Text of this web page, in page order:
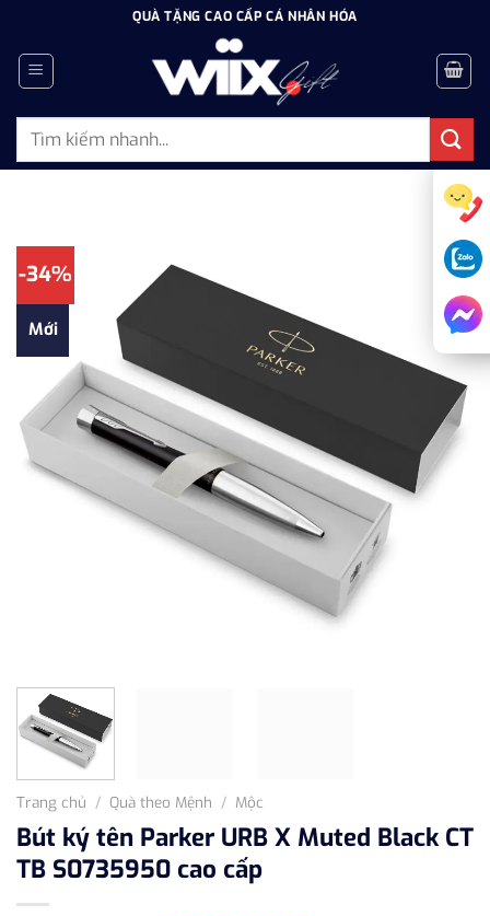
dung
QUÀ TẶNG CAO CẤP CÁ NHÂN HÓA
Tìm
-34%
Mới
Trang chủ / Quà theo Mệnh / Mộc
Bút ký tên Parker URB X Muted Black CT
TB S0735950 cao cấp